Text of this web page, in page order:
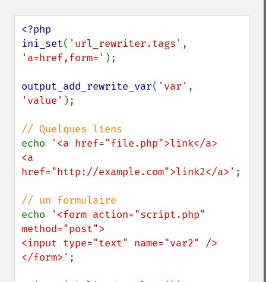
<?php
ini_set( 'url_rewriter.tags'
'a=href,form=' );
output_add_rewrite_var( 'var'
'value' );
echo
'<a href="file.php">link</a>
<a
href="http://example.com">link2</a>' ;
echo
'<form action="script.php"
method="post">
<input type="text" name="var2" />
</form>' ;